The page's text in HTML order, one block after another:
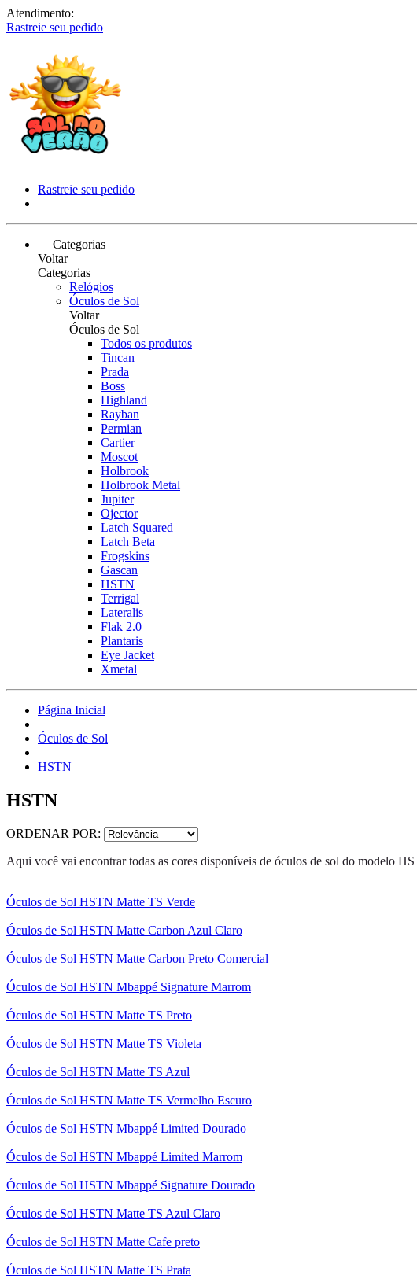
Atendimento:
Rastreie seu pedido
Rastreie seu pedido
Categorias
Voltar
Categorias
Relógios
Óculos de Sol
Voltar
Óculos de Sol
Todos os produtos
Tincan
Prada
Boss
Highland
Rayban
Permian
Cartier
Moscot
Holbrook
Holbrook Metal
Jupiter
Ojector
Latch Squared
Latch Beta
Frogskins
Gascan
HSTN
Terrigal
Lateralis
Flak 2.0
Plantaris
Eye Jacket
Xmetal
Página Inicial
Óculos de Sol
HSTN
HSTN
ORDENAR POR:
Aqui você vai encontrar todas as cores disponíveis de óculos de sol do modelo
Óculos de Sol HSTN Matte TS Verde
Óculos de Sol HSTN Matte Carbon Azul Claro
Óculos de Sol HSTN Matte Carbon Preto Comercial
Óculos de Sol HSTN Mbappé Signature Marrom
Óculos de Sol HSTN Matte TS Preto
Óculos de Sol HSTN Matte TS Violeta
Óculos de Sol HSTN Matte TS Azul
Óculos de Sol HSTN Matte TS Vermelho Escuro
Óculos de Sol HSTN Mbappé Limited Dourado
Óculos de Sol HSTN Mbappé Limited Marrom
Óculos de Sol HSTN Mbappé Signature Dourado
Óculos de Sol HSTN Matte TS Azul Claro
Óculos de Sol HSTN Matte Cafe preto
Óculos de Sol HSTN Matte TS Prata